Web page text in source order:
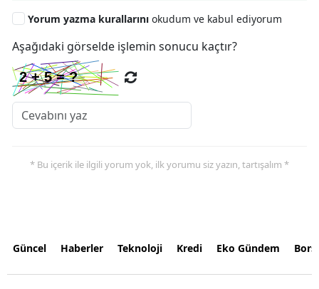
Yorum yazma kurallarını okudum ve kabul ediyorum
Aşağıdaki görselde işlemin sonucu kaçtır?
* Bu içerik ile ilgili yorum yok, ilk yorumu siz yazın, tartışalım *
Güncel Haberler Teknoloji Kredi Eko Gündem